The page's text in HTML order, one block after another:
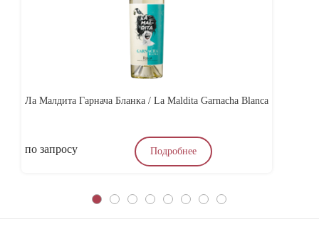
Ла Малдита Гарнача Бланка / La Maldita Garnacha Blanca
по запросу Подробнее